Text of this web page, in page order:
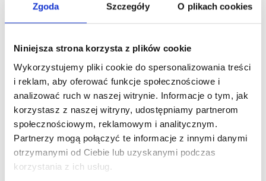
Zgoda Szczegóły O plikach cookies
Niniejsza strona korzysta z plików cookie
Wykorzystujemy pliki cookie do spersonalizowania treści
i reklam, aby oferować funkcje społecznościowe i
analizować ruch w naszej witrynie. Informacje o tym, jak
korzystasz z naszej witryny, udostępniamy partnerom
społecznościowym, reklamowym i analitycznym.
Partnerzy mogą połączyć te informacje z innymi danymi
otrzymanymi od Ciebie lub uzyskanymi podczas
korzystania z ich usług.
Ponadto świetnie nawilża skórę, nadając jej
jędrności i miękkości. Oprócz tego ma działanie
i białek.Olej ze słodkich migdałów
naturalny emolient, wygładza oraz nawilżają skórę.
Łatwo się wchłania, co sprawia, że nie pozostawia
na skórze tłustej warstwy. Ma doskonałe
właściwości ujędrniające.Olej kokosowy-
zawiera witaminy (z grupy B, witamina C) i minerały
(magnez, potas, wapń i fosfor), oraz cenne kwasy
tłuszczowe. Ma właściwości silnie nawilżające,